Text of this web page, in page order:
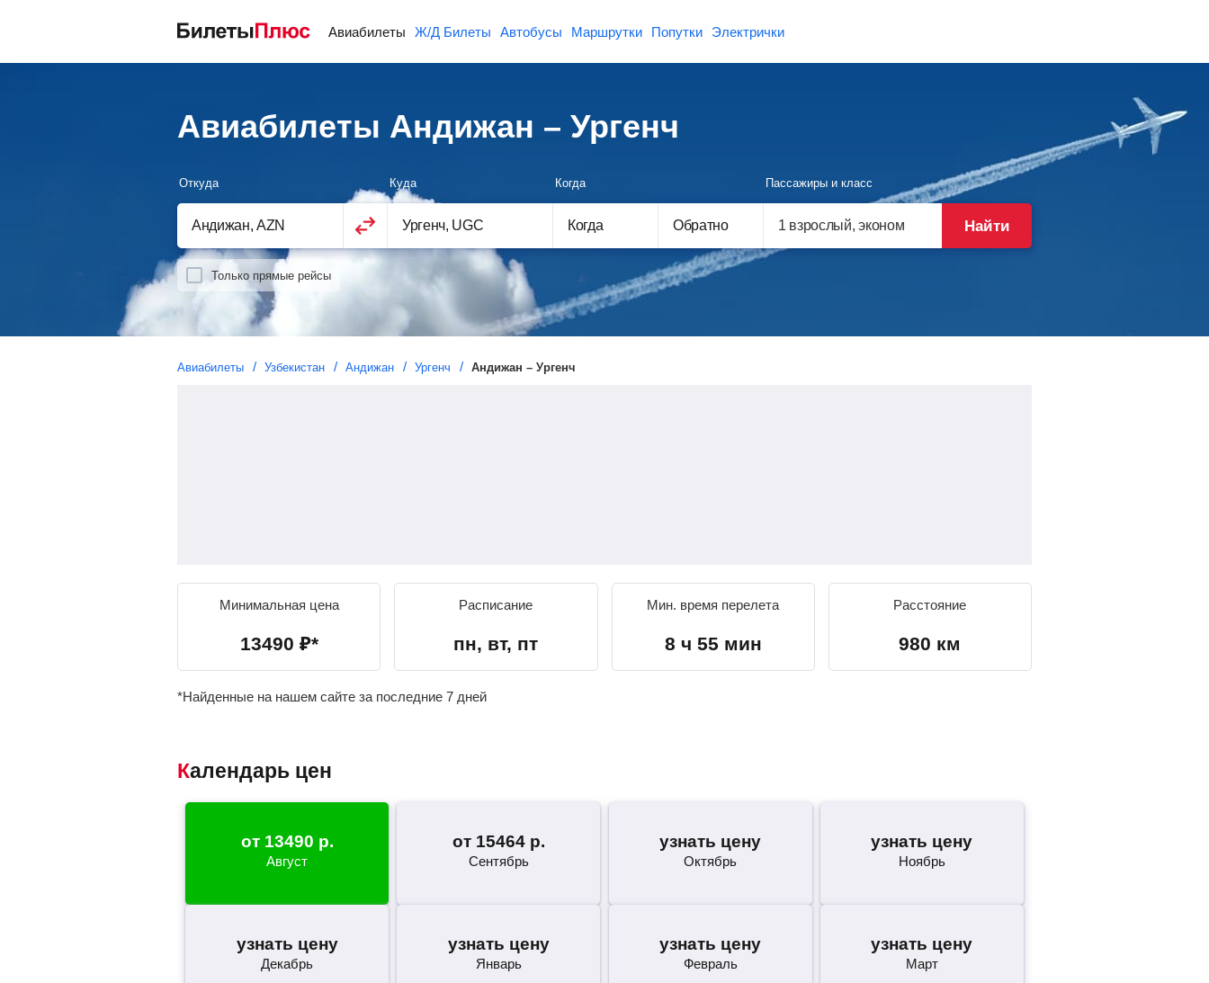
Авиабилеты Ж/Д Билеты Автобусы Маршрутки Попутки Электрички
Авиабилеты Андижан – Ургенч
Откуда Куда
Когда
Когда
Обратно
Пассажиры и класс
Только прямые рейсы
Найти
Авиабилеты Узбекистан Андижан Ургенч Андижан – Ургенч
Минимальная цена
13490 ₽*
Расписание
пн, вт, пт
Мин. время перелета
8 ч 55 мин
Расстояние
980 км
*Найденные на нашем сайте за последние 7 дней
Календарь цен
от 13490 р.
Август
от 15464р.
Сентябрь
узнать цену
Октябрь
узнать цену
Ноябрь
узнать цену
Декабрь
узнать цену
Январь
узнать цену
Февраль
узнать цену
Март